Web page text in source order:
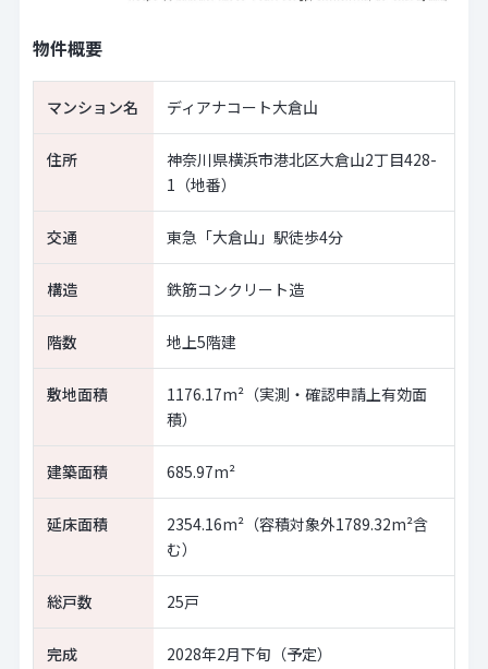
物件概要
マンション名 ディアナコート大倉山
住所
神奈川県横浜市港北区大倉山2丁目428-
1（地番）
交通 東急「大倉山」駅徒歩4分
構造 鉄筋コンクリート造
階数 地上5階建
敷地面積
1176.17m²（実測・確認申請上有効面
積）
建築面積 685.97m²
延床面積
2354.16m²（容積対象外1789.32m²含
む）
総戸数 25戸
完成 2028年2月下旬（予定）